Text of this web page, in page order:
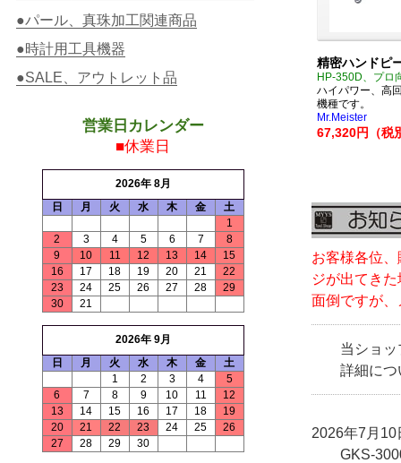
精密ハンドピ
HP-350D、プロ
ハイパワー、高
機種です。
Mr.Meister
67,320円（税
お客様各位
ジが出てき
面倒 ですが
当ショップ
詳細につ
2026年7月10
GKS-3000
●パール、真珠加工関連商品
●時計用工具機器
●SALE、アウトレット品
営業日カレンダー
■休業日
2026年 8月
日
月 火 水 木 金
土
1
2
3 4 5 6 7
8
9
10 11 12 13 14
15
16
17 18 19 20 21
22
23
24 25 26 27 28
29
30
21
2026年 9月
日
月 火 水 木 金
土
1
2 3 4
5
6
7 8 9 10 11
12
13
14 15 16 17 18
19
20
21 22 23 24 25
26
27
28 29 30